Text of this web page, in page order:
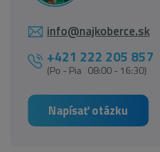
info@najkoberce.sk
+421 222 205 857
(Po - Pia 08:00 - 16:30)
Napísať otázku